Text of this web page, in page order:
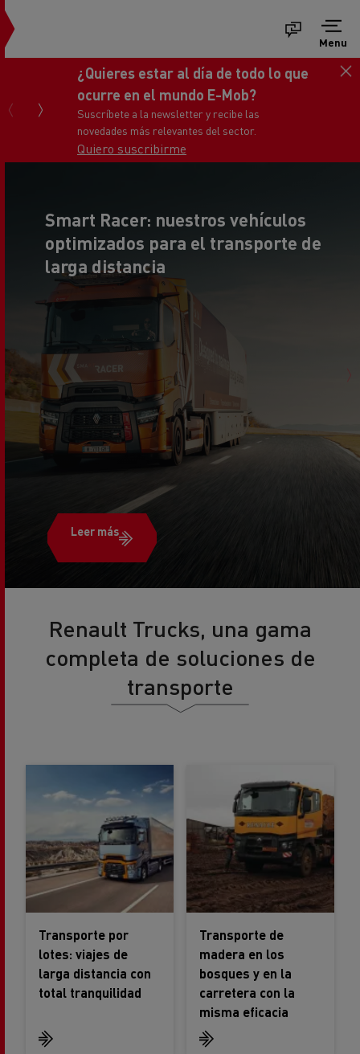
Menu
Consigue tu nuevo Renault Trucks
Master
Ponte en contacto con nosotros
optimizados para el transporte de
larga distancia
Renault Trucks, una gama
completa de soluciones de
transporte
larga distancia con
total tranquilidad
Transporte de
bosques y en la
carretera con la
misma eficacia